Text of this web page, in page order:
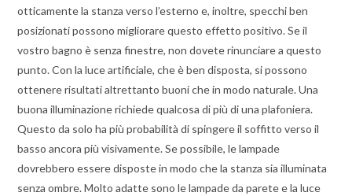
otticamente la stanza verso l’esterno e, inoltre, specchi ben
posizionati possono migliorare questo effetto positivo. Se il
vostro bagno è senza finestre, non dovete rinunciare a questo
punto. Con la luce artificiale, che è ben disposta, si possono
ottenere risultati altrettanto buoni che in modo naturale. Una
buona illuminazione richiede qualcosa di più di una plafoniera.
Questo da solo ha più probabilità di spingere il soffitto verso il
basso ancora più visivamente. Se possibile, le lampade
dovrebbero essere disposte in modo che la stanza sia illuminata
senza ombre. Molto adatte sono le lampade da parete e la luce